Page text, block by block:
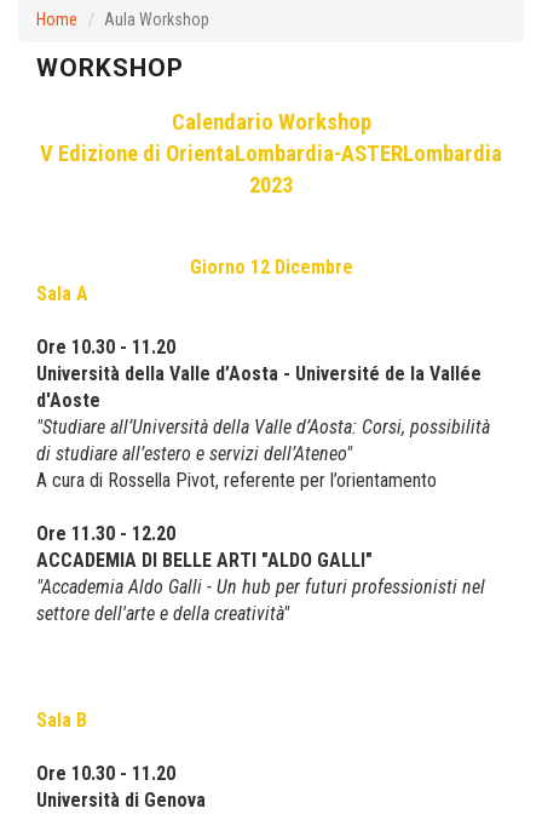
Home Aula Workshop
WORKSHOP
Calendario Workshop
V Edizione di OrientaLombardia-ASTERLombardia
2023
Giorno 12 Dicembre
Sala A
Ore 10.30 - 11.20
Università della Valle d’Aosta - Université de la Vallée
d'Aoste
"Studiare all’Università della Valle d’Aosta: Corsi, possibilità
di studiare all’estero e servizi dell’Ateneo"
A cura di Rossella Pivot, referente per l’orientamento
Ore 11.30 - 12.20
ACCADEMIA DI BELLE ARTI "ALDO GALLI"
"Accademia Aldo Galli - Un hub per futuri professionisti nel
settore dell'arte e della creatività"
Sala B
Ore 10.30 - 11.20
Università di Genova